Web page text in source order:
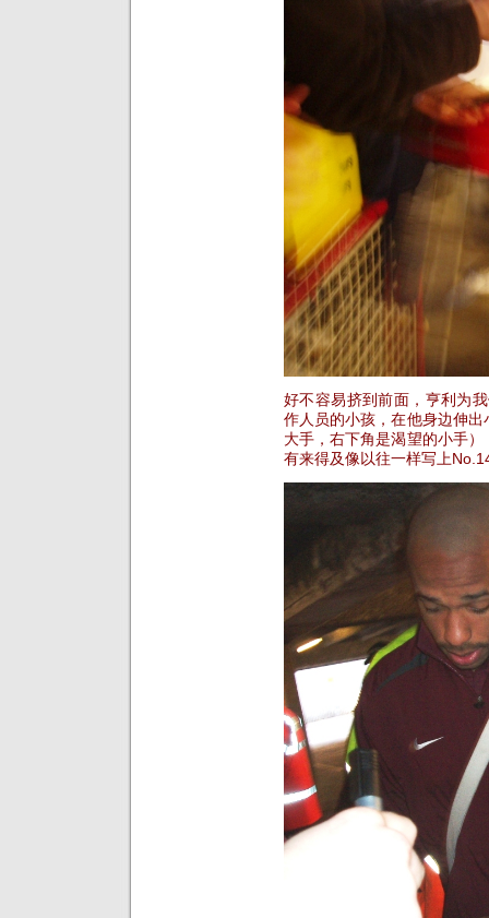
好不容易挤到前面，亨利为
作人员的小孩，在他身边伸
大手，右下角是渴望的小手
有来得及像以往一样写上